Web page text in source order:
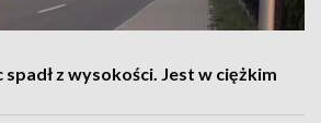
z wysokości. Jest w ciężkim